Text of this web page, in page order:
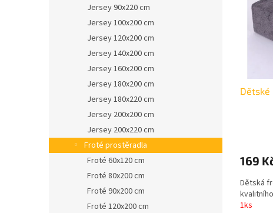
Jersey 90x220 cm
Jersey 100x200 cm
Jersey 120x200 cm
Jersey 140x200 cm
Jersey 160x200 cm
Jersey 180x200 cm
Jersey 180x220 cm
Jersey 200x200 cm
Jersey 200x220 cm
Froté prostěradla
Froté 60x120 cm
Froté 80x200 cm
Froté 90x200 cm
Froté 120x200 cm
169
Dětská
1ks